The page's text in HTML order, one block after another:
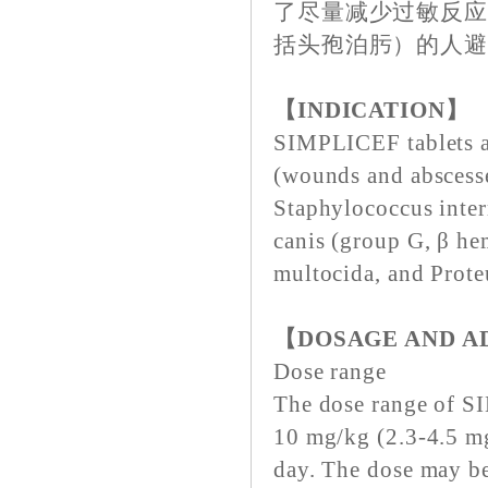
了尽量减少过敏反
括头孢泊肟）的人
【INDICATION】
SIMPLICEF tablets
(wounds and
Staphylococcus
canis (group G, β
multocida, and
【DOSAGE AND
Dose range
The dose range of
10 mg/kg (2.3-4.5
day. The dose may